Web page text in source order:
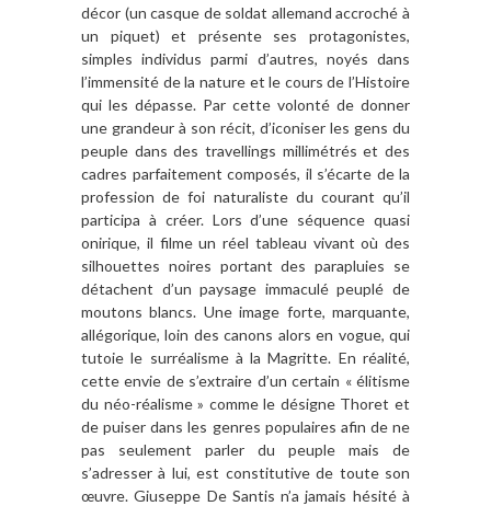
décor (un casque de soldat allemand accroché à
un piquet) et présente ses protagonistes,
simples individus parmi d’autres, noyés dans
l’immensité de la nature et le cours de l’Histoire
qui les dépasse. Par cette volonté de donner
une grandeur à son récit, d’iconiser les gens du
peuple dans des travellings millimétrés et des
cadres parfaitement composés, il s’écarte de la
profession de foi naturaliste du courant qu’il
participa à créer. Lors d’une séquence quasi
onirique, il filme un réel tableau vivant où des
silhouettes noires portant des parapluies se
détachent d’un paysage immaculé peuplé de
moutons blancs. Une image forte, marquante,
allégorique, loin des canons alors en vogue, qui
tutoie le surréalisme à la Magritte. En réalité,
cette envie de s’extraire d’un certain « élitisme
du néo-réalisme » comme le désigne Thoret et
de puiser dans les genres populaires afin de ne
pas seulement parler du peuple mais de
s’adresser à lui, est constitutive de toute son
œuvre. Giuseppe De Santis n’a jamais hésité à